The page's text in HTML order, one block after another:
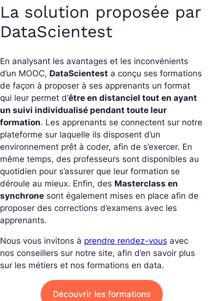
La solution proposée par
DataScientest
En analysant les avantages et les inconvénients
d’un MOOC, DataScientest a conçu ses formations
de façon à proposer à ses apprenants un format
qui leur permet d’être en distanciel tout en ayant
un suivi individualisé pendant toute leur
formation. Les apprenants se connectent sur notre
plateforme sur laquelle ils disposent d’un
environnement prêt à coder, afin de s’exercer. En
même temps, des professeurs sont disponibles au
quotidien pour s’assurer que leur formation se
déroule au mieux. Enfin, des Masterclass en
synchrone sont également mises en place afin de
proposer des corrections d’examens avec les
apprenants.
Nous vous invitons à prendre rendez-vous avec
nos conseillers sur notre site, afin d’en savoir plus
sur les métiers et nos formations en data.
Découvrir les formations